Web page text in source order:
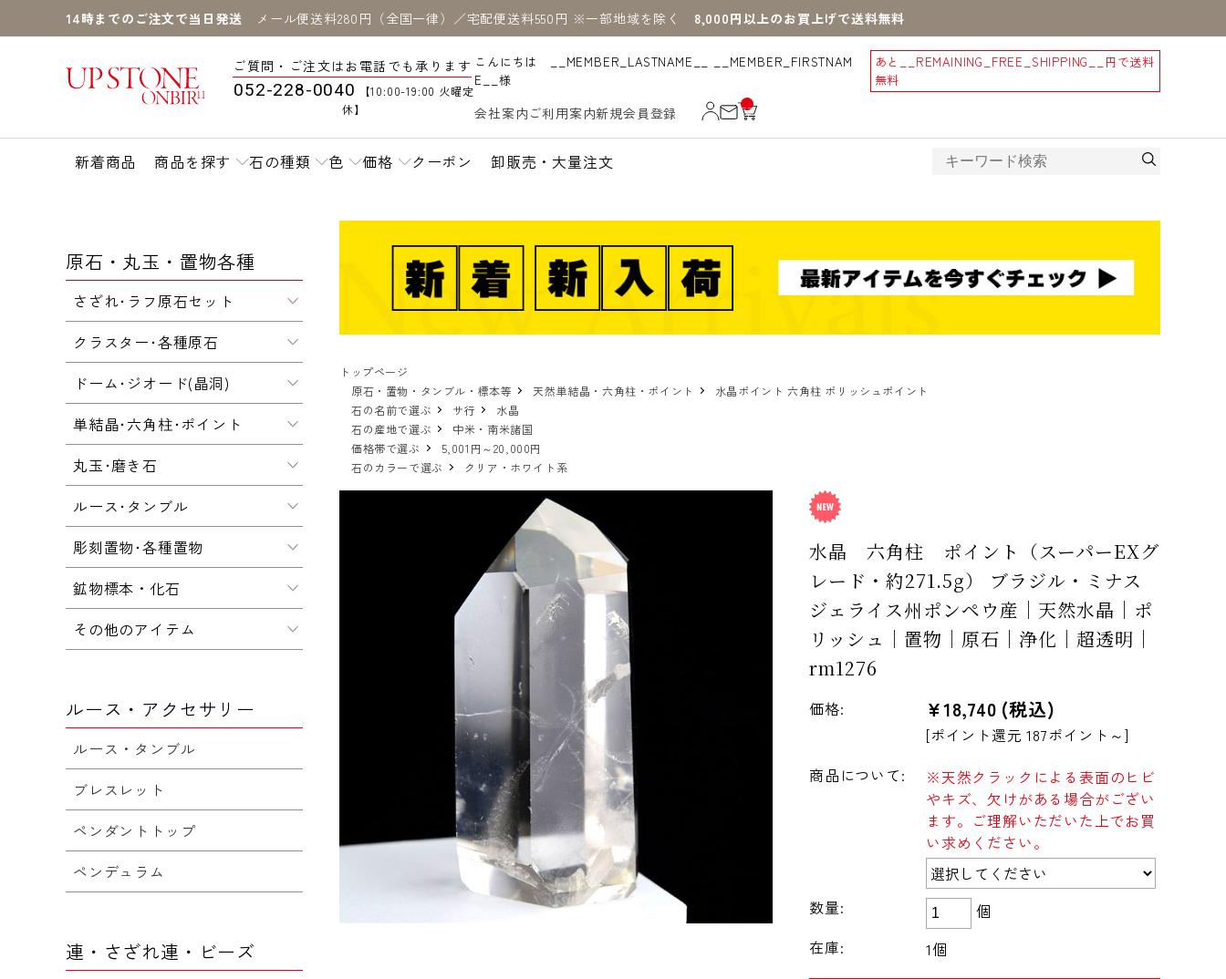
14時までのご注文で当日発送 メール便送料280円（全国一律）／宅配便送料550円 ※一部地域を除く 8,000円以上のお買上げで送料無料
ご質問・ご注文はお電話でも承ります
052-228-0040
【10:00-19:00 火曜定
休】
こんにちは __MEMBER_LASTNAME__ __MEMBER_FIRSTNAM
E__様
あと __REMAINING_FREE_SHIPPING__
円で送料
無料
会社案内 ご利用案内新規会員登録
__
IT
_C
新着商品 商品を探す 石の種類 色 価格 クーポン 卸販売・大量注文
トップページ
原石・置物・タンブル・標本等
天然単結晶・六角柱・ポイント
水晶ポイント 六角柱 ポリッシュポイント
石の名前で選ぶ
サ行
水晶
石の産地で選ぶ
中米・南米諸国
価格帯で選ぶ
5,001円～20,000円
石のカラーで選ぶ
クリア・ホワイト系
水晶 六角柱 ポイント（スーパーEXグ
レード・約271.5g） ブラジル・ミナス
ジェライス州ポンペウ産｜天然水晶｜ポ
リッシュ｜置物｜原石｜浄化｜超透明｜
rm1276
価格: ¥18,740 (税込)
[ポイント還元 187ポイント～]
商品について:
※天然クラックによる表面のヒビ
やキズ、欠けがある場合がござい
ます。ご理解いただいた上でお買
い求めください。
数量:
個
在庫:
1個
原石・丸玉・置物各種
さざれ･ラフ原石セット
クラスター･各種原石
ドーム･ジオード(晶洞)
単結晶･六角柱･ポイント
丸玉･磨き石
ルース･タンブル
彫刻置物･各種置物
鉱物標本・化石
その他のアイテム
ルース・アクセサリー
ルース・タンブル
ブレスレット
ペンダントトップ
ペンデュラム
連・さざれ連・ビーズ